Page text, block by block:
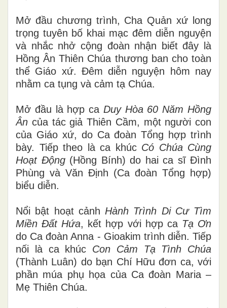
Mở đầu chương trình, Cha Quản xứ long
trọng tuyên bố khai mạc đêm diễn nguyện
và nhắc nhở cộng đoàn nhận biết đây là
Hồng Ân Thiên Chúa thương ban cho toàn
thể Giáo xứ. Đêm diễn nguyện hôm nay
nhằm ca tụng và cảm tạ Chúa.
Mở đầu là hợp ca Duy Hòa 60 Năm Hồng
Ân của tác giả Thiên Cầm, một người con
của Giáo xứ, do Ca đoàn Tổng hợp trình
bày. Tiếp theo là ca khúc Có Chúa Cùng
Hoạt Động(Hồng Bính) do hai ca sĩ Đình
Phùng và Văn Định (Ca đoàn Tổng hợp)
biểu diễn.
Nổi bật hoạt cảnh Hành Trình Di Cư Tìm
Miền Đất Hứa, kết hợp với hợp ca Tạ Ơn
do Ca đoàn Anna - Gioakim trình diễn. Tiếp
nối là ca khúc Con Cảm Tạ Tình Chúa
(Thành Luân) do bạn Chí Hữu đơn ca, với
phần múa phụ họa của Ca đoàn Maria –
Mẹ Thiên Chúa.